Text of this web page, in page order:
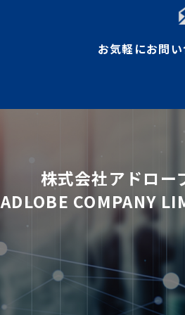
お気軽にお問い
株式会社アドロー
ADLOBE COMPANY